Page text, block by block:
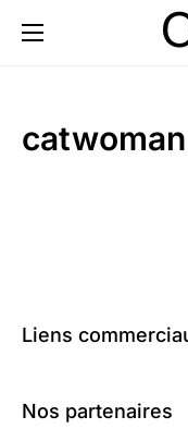
Liens
Nos partenaires